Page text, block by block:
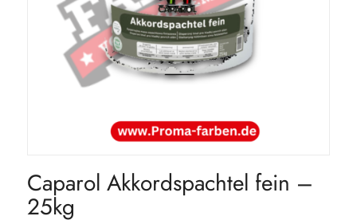
Caparol Akkordspachtel fein –
25kg